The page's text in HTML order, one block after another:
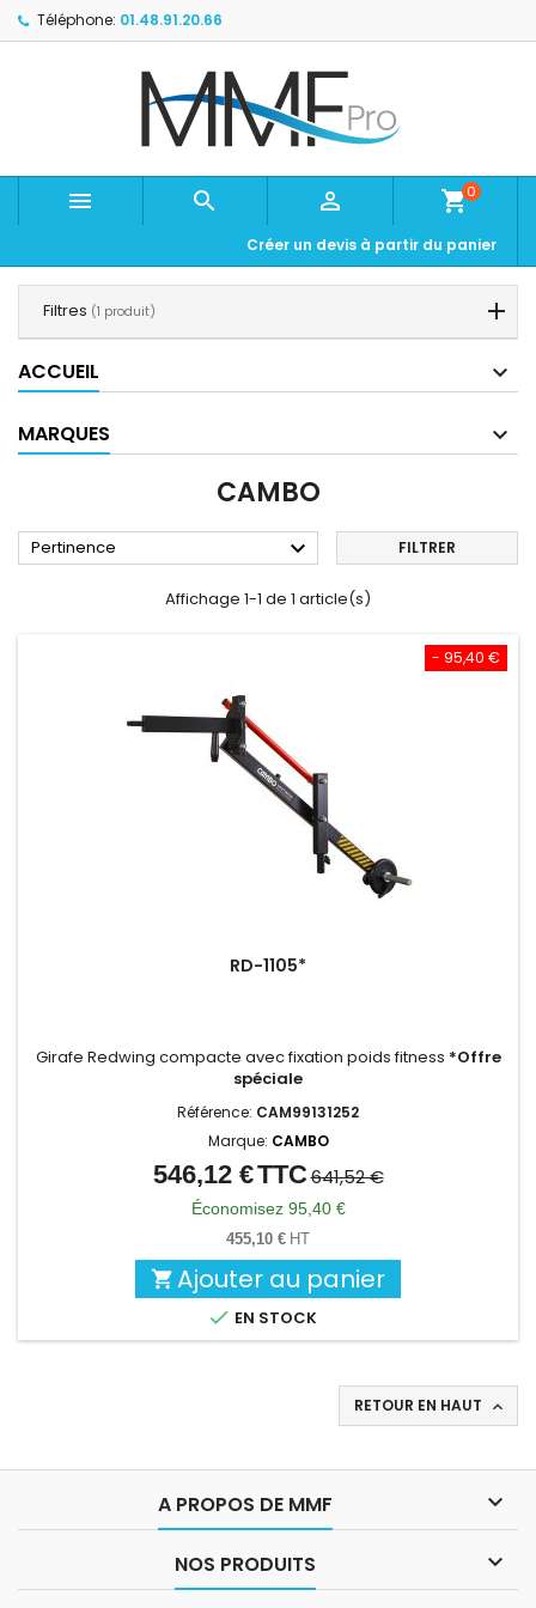
Téléphone: 01.48.91.20.66
   shopping_cart0
Créer un devis à partir du panier
Filtres (1 produit)
ACCUEIL
MARQUES
CAMBO
Pertinence  FILTRER
Affichage 1-1 de 1 article(s)
- 95,40 €
RD-1105*
Girafe Redwing compacte avec fixation poids fitness *Offre
spéciale
Référence: CAM99131252
Marque: CAMBO
Prix
Prix
de
base
546,12 €TTC641,52 €
Économisez 95,40 €
455,10 € HT
 Ajouter au panier
 EN STOCK
RETOUR EN HAUT 
A PROPOS DE MMF 
NOS PRODUITS 